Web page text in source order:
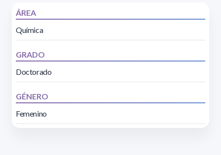
ÁREA
Química
GRADO
Doctorado
GÉNERO
Femenino